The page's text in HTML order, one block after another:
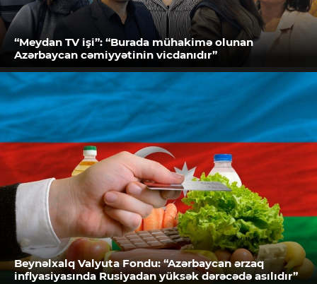
“Meydan TV işi”: “Burada mühakimə olunan
Azərbaycan cəmiyyətinin vicdanıdır”
Beynəlxalq Valyuta Fondu: “Azərbaycan ərzaq
inflyasiyasında Rusiyadan yüksək dərəcədə asılıdır”